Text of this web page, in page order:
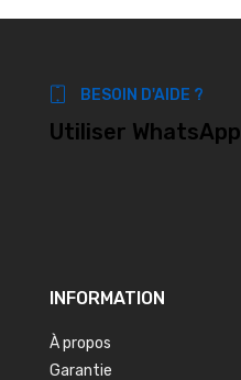
BESOIN D'AIDE ?
Utiliser WhatsApp
INFORMATION
À propos
Garantie